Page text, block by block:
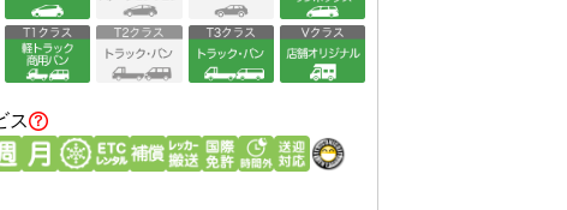
ス